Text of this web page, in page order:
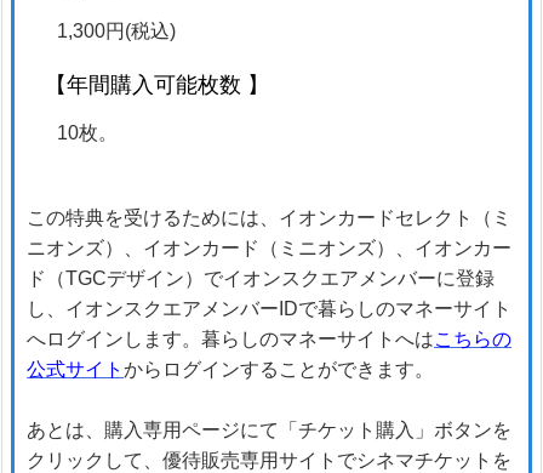
1,300円(税込)
【年間購入可能枚数 】
10枚。
この特典を受けるためには、イオンカードセレクト（ミ
ニオンズ）、イオンカード（ミニオンズ）、イオンカー
ド（TGCデザイン）でイオンスクエアメンバーに登録
し、イオンスクエアメンバーIDで暮らしのマネーサイト
へログインします。暮らしのマネーサイトへはこちらの
公式サイト からログインすることができます。
あとは、購入専用ページにて「チケット購入」ボタンを
クリックして、優待販売専用サイトでシネマチケットを